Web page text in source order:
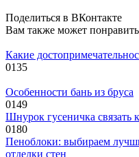
Поделиться в ВКонтакте
Вам также может
Какие
0135
Особенности бань из бруса
0149
Шнурок гусеничка
0180
Пеноблоки: выбираем
отделки стен